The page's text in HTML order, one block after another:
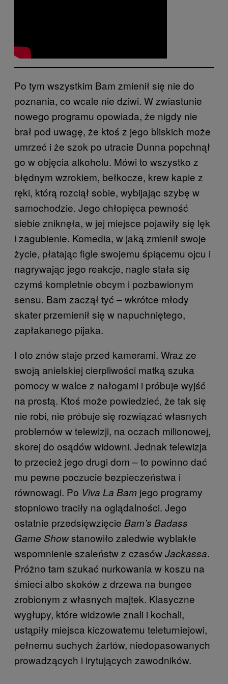
Po tym wszystkim Bam zmienił się nie do
poznania, co wcale nie dziwi. W zwiastunie
nowego programu opowiada, że nigdy nie
brał pod uwagę, że ktoś z jego bliskich może
umrzeć i że szok po utracie Dunna popchnął
go w objęcia alkoholu. Mówi to wszystko z
błędnym wzrokiem, bełkocze, krew kapie z
ręki, którą rozciął sobie, wybijając szybę w
samochodzie. Jego chłopięca pewność
siebie zniknęła, w jej miejsce pojawiły się lęk
i zagubienie. Komedia, w jaką zmienił swoje
życie, płatając figle swojemu śpiącemu ojcu i
nagrywając jego reakcje, nagle stała się
czymś kompletnie obcym i pozbawionym
sensu. Bam zaczął tyć – wkrótce młody
skater przemienił się w napuchniętego,
zapłakanego pijaka.
I oto znów staje przed kamerami. Wraz ze
swoją anielskiej cierpliwości matką szuka
pomocy w walce z nałogami i próbuje wyjść
na prostą. Ktoś może powiedzieć, że tak się
nie robi, nie próbuje się rozwiązać własnych
problemów w telewizji, na oczach milionowej,
skorej do osądów widowni. Jednak telewizja
to przecież jego drugi dom – to powinno dać
mu pewne poczucie bezpieczeństwa i
równowagi. Po Viva La Bam jego programy
stopniowo traciły na oglądalności. Jego
ostatnie przedsięwzięcie Bam’s Badass
Game Showstanowiło zaledwie wyblakłe
wspomnienie szaleństw z czasówJackassa.
Próżno tam szukać nurkowania w koszu na
śmieci albo skoków z drzewa na bungee
zrobionym z własnych majtek. Klasyczne
wygłupy, które widzowie znali i kochali,
ustąpiły miejsca kiczowatemu teleturniejowi,
pełnemu suchych żartów, niedopasowanych
prowadzących i irytujących zawodników.